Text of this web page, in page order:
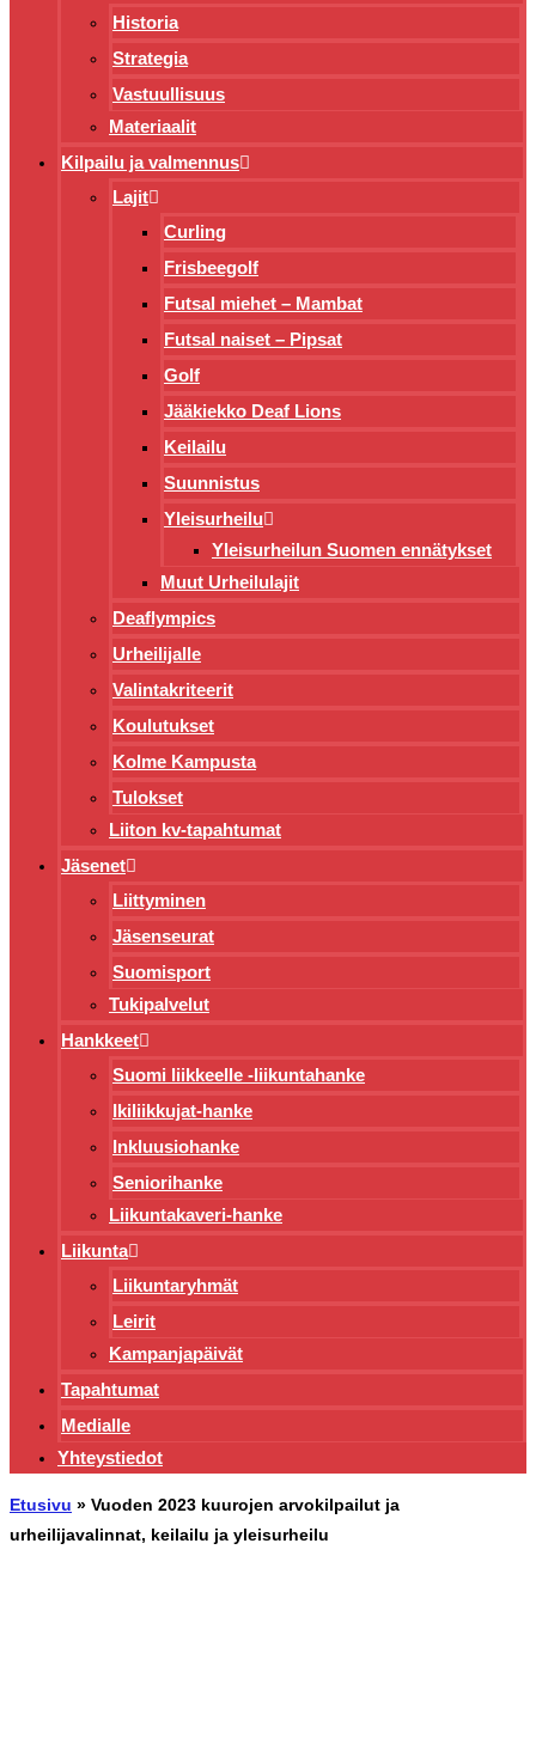
Historia
Strategia
Vastuullisuus
Materiaalit
Kilpailu ja valmennus
Lajit
Curling
Frisbeegolf
Futsal miehet – Mambat
Futsal naiset – Pipsat
Golf
Jääkiekko Deaf Lions
Keilailu
Suunnistus
Yleisurheilu
Yleisurheilun Suomen ennätykset
Muut Urheilulajit
Deaflympics
Urheilijalle
Valintakriteerit
Koulutukset
Kolme Kampusta
Tulokset
Liiton kv-tapahtumat
Jäsenet
Liittyminen
Jäsenseurat
Suomisport
Tukipalvelut
Hankkeet
Suomi liikkeelle -liikuntahanke
Ikiliikkujat-hanke
Inkluusiohanke
Seniorihanke
Liikuntakaveri-hanke
Liikunta
Liikuntaryhmät
Leirit
Kampanjapäivät
Tapahtumat
Medialle
Yhteystiedot
Etusivu » Vuoden 2023 kuurojen arvokilpailut ja
urheilijavalinnat, keilailu ja yleisurheilu